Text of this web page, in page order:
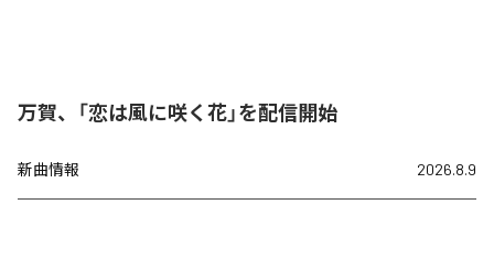
万賀、「恋は風に咲く花」を配信開始
新曲情報 2026.8.9